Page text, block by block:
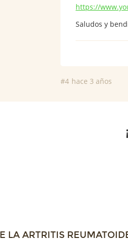
https://
Saludos y
#4 hace 3 años
LA ARTRITIS